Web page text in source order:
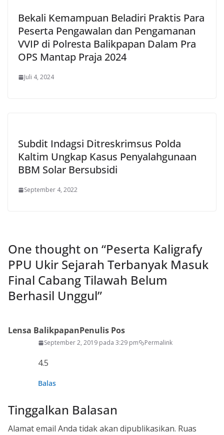
Bekali Kemampuan Beladiri Praktis Para
Peserta Pengawalan dan Pengamanan
VVIP di Polresta Balikpapan Dalam Pra
OPS Mantap Praja 2024
Juli 4, 2024
Subdit Indagsi Ditreskrimsus Polda
Kaltim Ungkap Kasus Penyalahgunaan
BBM Solar Bersubsidi
September 4, 2022
One thought on “Peserta Kaligrafy
PPU Ukir Sejarah Terbanyak Masuk
Final Cabang Tilawah Belum
Berhasil Unggul”
Lensa BalikpapanPenulis Pos
September 2, 2019 pada 3:29 pm Permalink
4.5
Balas
Tinggalkan Balasan
Alamat email Anda tidak akan dipublikasikan. Ruas